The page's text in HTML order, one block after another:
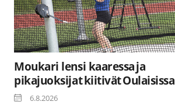
Moukari lensi kaaressa ja
pikajuoksijat kiitivät Oulaisissa
6.8.2026